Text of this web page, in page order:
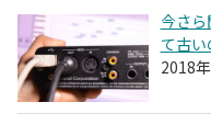
今さら
て古い
2018